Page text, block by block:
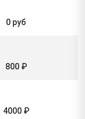
0 руб
800 ₽
4000 ₽